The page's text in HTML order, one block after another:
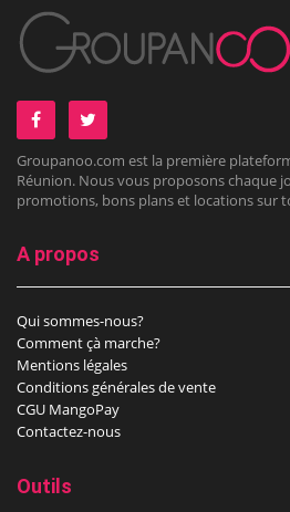
Groupanoo.com est la première
Réunion. Nous vous proposons chaque
promotions, bons plans et locations sur
A propos
Qui sommes-nous?
Comment çà marche?
Mentions légales
Conditions générales de vente
CGU MangoPay
Contactez-nous
Outils